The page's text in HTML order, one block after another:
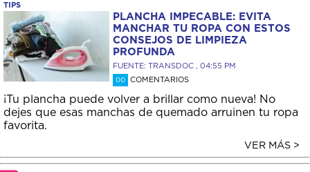
TIPS
PLANCHA IMPECABLE: EVITA
MANCHAR TU ROPA CON ESTOS
CONSEJOS DE LIMPIEZA
PROFUNDA
FUENTE: TRANSDOC , 04:55 PM
00 COMENTARIOS
¡Tu plancha puede volver a brillar como nueva! No
dejes que esas manchas de quemado arruinen tu ropa
favorita.
VER MÁS >